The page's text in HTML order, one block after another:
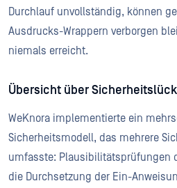
Durchlauf unvollständig, können
Ausdrucks-Wrappern verborgen
niemals erreicht.
Übersicht über
WeKnora implementierte ein
Sicherheitsmodell, das mehrere
umfasste: Plausibilitätsprüfungen
die Durchsetzung der Ein-